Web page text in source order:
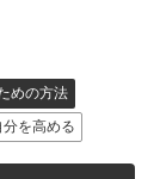
めの方法
分を高める